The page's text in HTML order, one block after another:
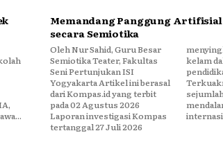
Memandang Panggung
secara Semiotika
Oleh Nur Sahid, Guru Besar
Semiotika Teater, Fakultas
Seni Pertunjukan ISI
Yogyakarta Artikel ini berasal
dari Kompas.id yang terbit
pada 02 Agustus 2026
Laporan investigasi Kompas
tertanggal 27 Juli 2026
menyingkap sebuah realitas
kelam dalam ekosistem
pendidikan tinggi nasional.
Terkuaknya skandal
sejumlah guru besar yang
mendalangi konferensi